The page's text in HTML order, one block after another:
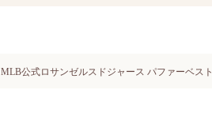
MLB公式ロサンゼルスドジャース パファーベスト